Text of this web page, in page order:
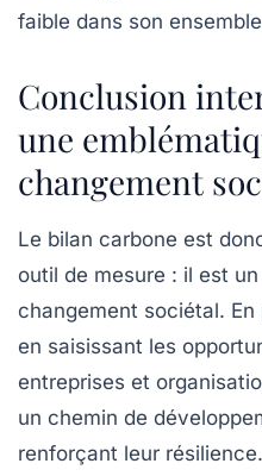
faible dans son
Conclusion
une
changement
Le bilan carbone est
outil de mesure : il est
changement sociétal.
en saisissant les
entreprises et
un chemin de
renforçant leur